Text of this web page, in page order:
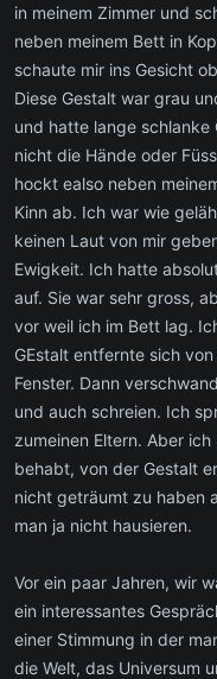
in meinem Zimmer und
neben meinem Bett in
schaute mir ins Gesicht
Diese Gestalt war grau
und hatte lange schlanke
nicht die Hände oder
hockt ealso neben
Kinn ab. Ich war wie
keinen Laut von mir
Ewigkeit. Ich hatte
auf. Sie war sehr gross,
vor weil ich im Bett lag.
GEstalt entfernte sich
Fenster. Dann
und auch schreien. Ich
zumeinen Eltern. Aber
behabt, von der Gestalt
nicht geträumt zu haben
man ja nicht hausieren.
Vor ein paar Jahren, wir
ein interessantes
einer Stimmung in der
die Welt, das Universum